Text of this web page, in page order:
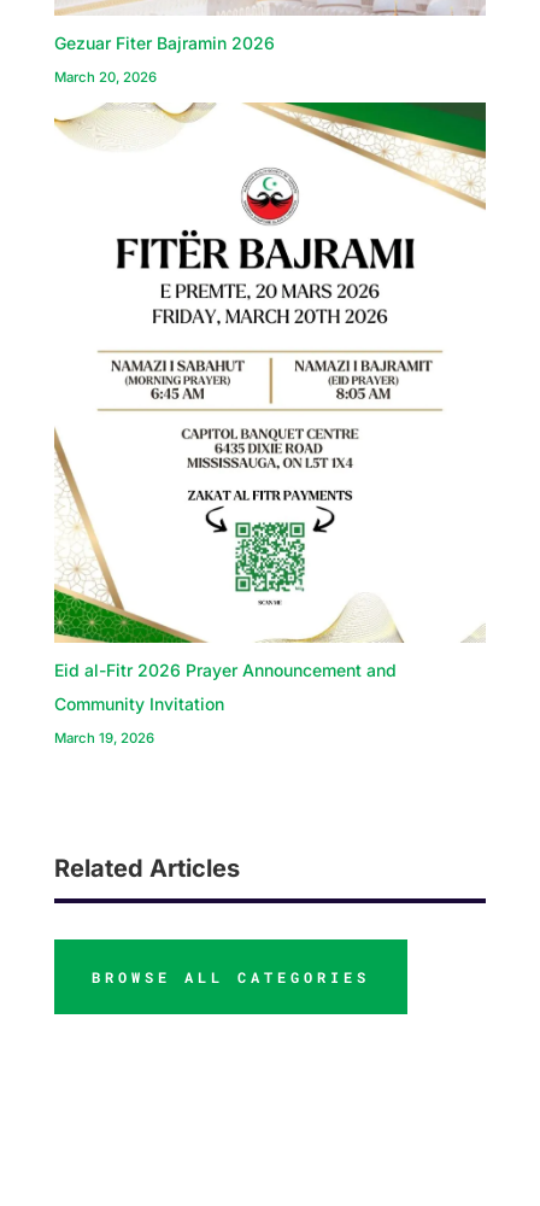
Gezuar Fiter Bajramin 2026
March 20, 2026
Eid al-Fitr 2026 Prayer Announcement and
Community Invitation
March 19, 2026
Related Articles
BROWSE ALL CATEGORIES